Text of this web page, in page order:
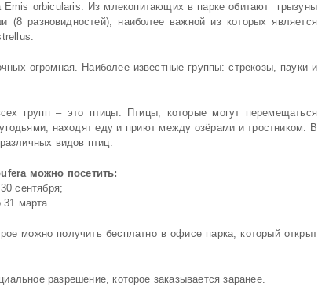
Emis orbicularis. Из млекопитающих в парке обитают грызуны
разновидностей), наиболее важной из которых является
огромная. Наиболее известные группы: стрекозы, пауки и
групп – это птицы. Птицы, которые могут перемещаться
находят еду и приют между озёрами и тростником. В
видов птиц.
можно посетить:
сентября;
31 марта.
можно получить бесплатно в офисе парка, который открыт
разрешение, которое заказывается заранее.